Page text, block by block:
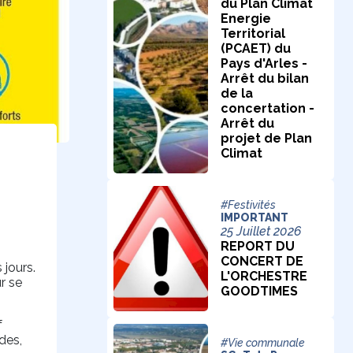
jours.
se
du Plan Climat
Energie
Territorial
(PCAET) du
Pays d'Arles -
Arrêt du bilan
de la
concertation -
Arrêt du
projet de Plan
Climat
#Festivités
IMPORTANT
25 Juillet 2026
REPORT DU
CONCERT DE
L'ORCHESTRE
GOODTIMES
#Vie communale